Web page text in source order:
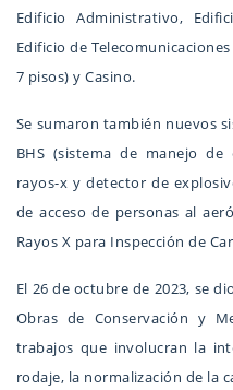
Edificio Administrativo,
Edificio de
7 pisos) y Casino.
Se sumaron también nuevos
BHS (sistema de manejo
rayos-x y detector de
de acceso de personas al
Rayos X para Inspección de
El 26 de octubre de 2023, se
Obras de Conservación y
trabajos que involucran la
rodaje, la normalización de la